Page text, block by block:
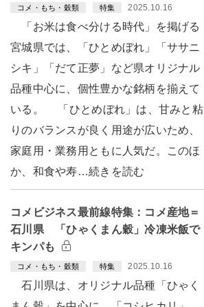
コメ・もち・穀類 特集 2025.10.16
「お米は食べ分ける時代」を掲げる
宮城県では、「ひとめぼれ」「ササニ
シキ」「だて正夢」など県オリジナル
品種中心に、個性豊かな銘柄を揃えて
いる。 「ひとめぼれ」は、甘みと粘
りのバランスが良く用途が広いため、
家庭用・業務用ともに人気だ。このほ
か、和食や寿…続きを読む
コメビジネス最前線特集：コメ産地＝
石川県 「ひゃくまん穀」冷凍米飯で
キンパも
コメ・もち・穀類 特集 2025.10.16
石川県は、オリジナル品種「ひゃく